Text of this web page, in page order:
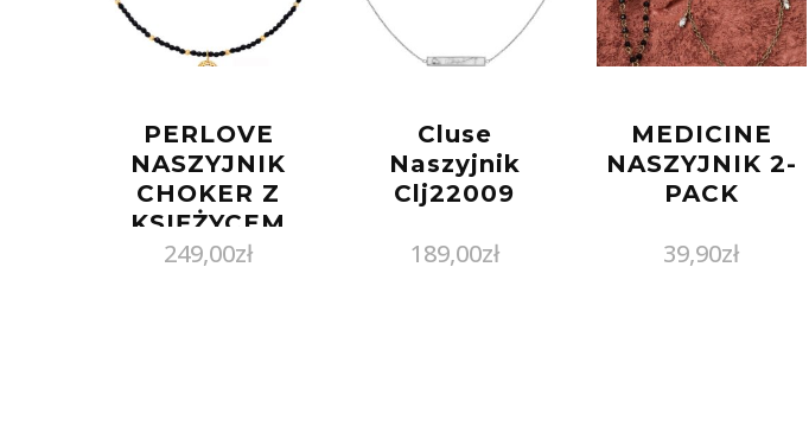
PERLOVE
NASZYJNIK
CHOKER Z
KSIĘŻYCEM
NIGHT OUT
249,00zł
Cluse
Naszyjnik
Clj22009
189,00zł
MEDICINE
NASZYJNIK 2-
PACK
39,90zł